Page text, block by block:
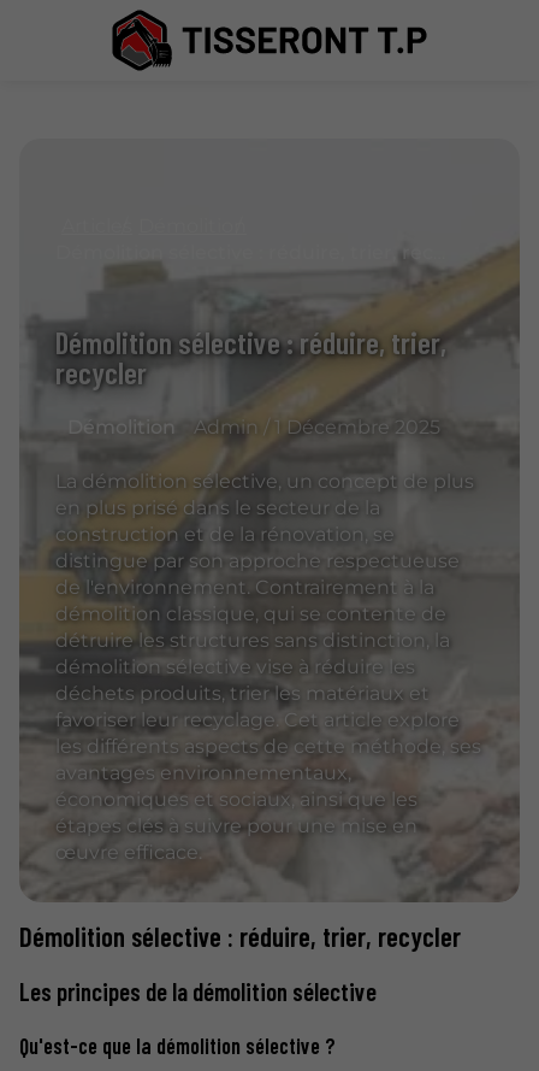
Démolition sélective : réduire, trier,
recycler
Démolition Admin / 1 Décembre 2025
La démolition sélective, un concept de plus
en plus prisé dans le secteur de la
construction et de la rénovation, se
distingue par son approche respectueuse
de l'environnement. Contrairement à la
démolition classique, qui se contente de
détruire les structures sans distinction, la
démolition sélective vise à réduire les
déchets produits, trier les matériaux et
favoriser leur recyclage. Cet article explore
les différents aspects de cette méthode, ses
avantages environnementaux,
économiques et sociaux, ainsi que les
étapes clés à suivre pour une mise en
œuvre efficace.
Démolition sélective : réduire, trier, recycler
Les principes de la démolition sélective
Qu'est-ce que la démolition sélective ?